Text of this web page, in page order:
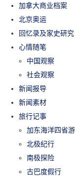
加拿大商业档案
北京奥运
回忆录及家史研究
心情随笔
中国观察
社会观察
新闻报导
新闻素材
旅行记事
加东海洋四省游
北极纪行
南极探险
古巴度假行